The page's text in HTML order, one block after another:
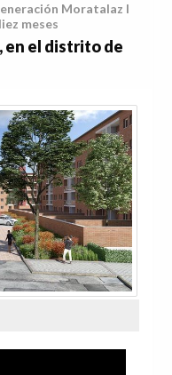
Moratalaz I
meses
en el distrito de